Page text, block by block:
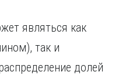
являться как
так и
долей